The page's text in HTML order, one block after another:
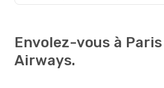
Envolez-vous à
Airways.